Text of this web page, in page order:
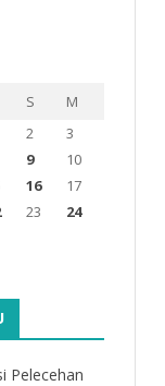
S
M
2
3
9
10
16
17
23
24
Pelecehan